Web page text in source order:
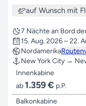
auf Wunsch mit
7 Nächte an Bord
15. Aug. 2026 – 22.
Nordamerika
New York City →
Innenkabine
ab1.359 € p.P.
Balkonkabine